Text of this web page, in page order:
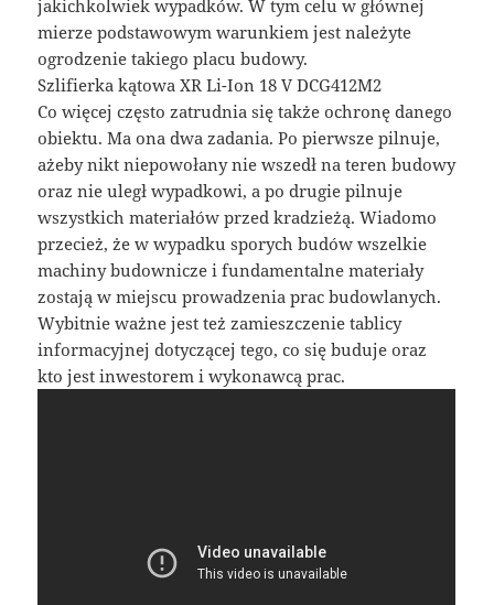
jakichkolwiek wypadków. W tym celu w głównej
mierze podstawowym warunkiem jest należyte
ogrodzenie takiego placu budowy.
Szlifierka kątowa XR Li-Ion 18 V DCG412M2
Co więcej często zatrudnia się także ochronę danego
obiektu. Ma ona dwa zadania. Po pierwsze pilnuje,
ażeby nikt niepowołany nie wszedł na teren budowy
oraz nie uległ wypadkowi, a po drugie pilnuje
wszystkich materiałów przed kradzieżą. Wiadomo
przecież, że w wypadku sporych budów wszelkie
machiny budownicze i fundamentalne materiały
zostają w miejscu prowadzenia prac budowlanych.
Wybitnie ważne jest też zamieszczenie tablicy
informacyjnej dotyczącej tego, co się buduje oraz
kto jest inwestorem i wykonawcą prac.